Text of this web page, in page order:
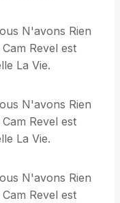
N'avons Rien
Revel est
La Vie.
N'avons Rien
Revel est
La Vie.
N'avons Rien
Revel est